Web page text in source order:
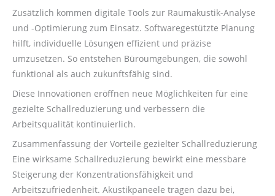
Zusätzlich kommen digitale Tools zur Raumakustik-Analyse
und -Optimierung zum Einsatz. Softwaregestützte Planung
hilft, individuelle Lösungen effizient und präzise
umzusetzen. So entstehen Büroumgebungen, die sowohl
funktional als auch zukunftsfähig sind.
Diese Innovationen eröffnen neue Möglichkeiten für eine
gezielte Schallreduzierung und verbessern die
Arbeitsqualität kontinuierlich.
Zusammenfassung der Vorteile gezielter Schallreduzierung
Eine wirksame Schallreduzierung bewirkt eine messbare
Steigerung der Konzentrationsfähigkeit und
Arbeitszufriedenheit. Akustikpaneele tragen dazu bei,